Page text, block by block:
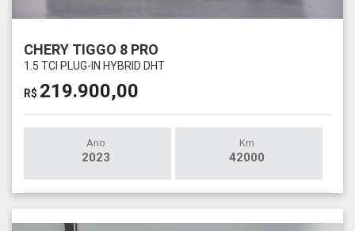
CHERY TIGGO 8 PRO
1.5 TCI PLUG-IN HYBRID DHT
R$ 219.900,00
Ano
2023
Km
42000